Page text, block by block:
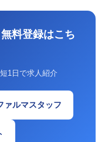
料登録はこち
1日で求人紹介
ァルマスタッフ